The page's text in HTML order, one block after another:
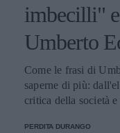
imbecilli"
Umberto
Come le frasi di
saperne di più:
critica della società
PERDITA DURANGO